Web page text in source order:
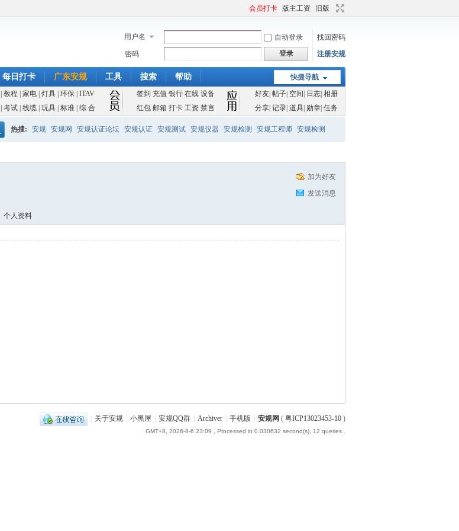
会员打卡 版主工资 旧版
用户名 自动登录
找回密码
密码
登录 注册安规
快捷导航
每日打卡 广东安规 工具 搜索 帮助
教程 家电 灯具 环保 ITAV 签到 充值 银行 在线 设备 好友| 帖子| 空间 日志| 相册
考试| 线缆| 玩具| 标准| 综 合 红包 邮箱 打卡 工资 禁言 分享| 记录| 道具| 勋章| 任务
热搜: 安规 安规网 安规认证论坛 安规认证 安规测试 安规仪器 安规检测 安规工程师 安规检测
加为好友
发送消息
个人资料
关于安规 小黑屋 安规QQ群 Archiver 手机版 安规网 ( 粤ICP13023453-10 )
GMT+8, 2026-8-6 23:09 , Processed in 0.030632 second(s), 12 queries .